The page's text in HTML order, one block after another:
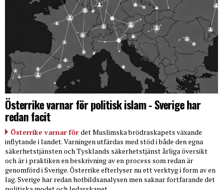
Österrike varnar för politisk islam - Sverige har
redan facit
Österrike varnar för det Muslimska brödraskapets växande
inflytande i landet. Varningen utfärdas med stöd i både den egna
säkerhetstjänsten och Tysklands säkerhetstjänst årliga översikt
och är i praktiken en beskrivning av en process som redan är
genomförd i Sverige. Österrike efterlyser nu ett verktyg i form av en
lag. Sverige har redan hotbildsanalysen men saknar fortfarande det